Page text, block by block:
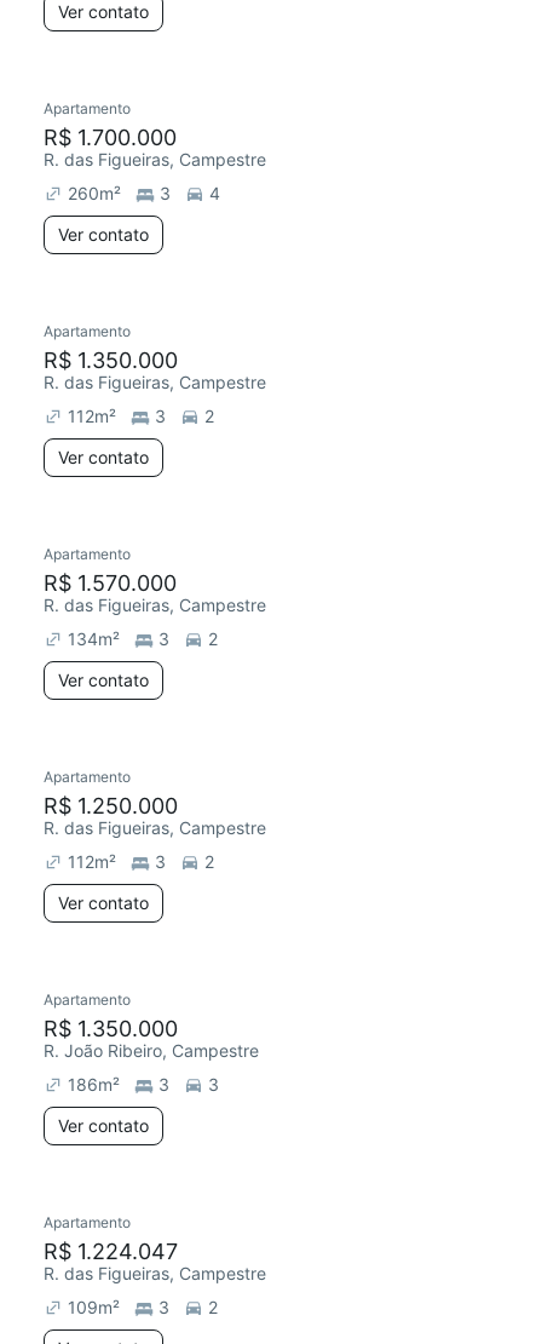
Ver contato
Apartamento
R$ 1.700.000
R. das Figueiras, Campestre
260m² 3
4
Ver contato
Redecorar
Apartamento
R$ 1.350.000
R. das Figueiras, Campestre
112m² 3
2
Ver contato
Apartamento
R$ 1.570.000
R. das Figueiras, Campestre
134m² 3
2
Ver contato
Apartamento
R$ 1.250.000
R. das Figueiras, Campestre
112m² 3
2
Ver contato
Apartamento
R$ 1.350.000
R. João Ribeiro, Campestre
186m² 3
3
Ver contato
Apartamento
R$ 1.224.047
R. das Figueiras, Campestre
109m² 3
2